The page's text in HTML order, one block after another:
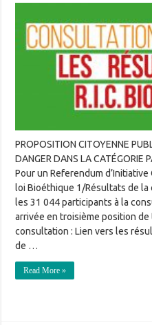
PROPOSITION CITOYENNE
DANGER DANS LA CATÉGORIE
Pour un Referendum
loi Bioéthique 1/Résultats de
les 31 044 participants à la
arrivée en troisième position
consultation : Lien vers les
de …
Read More »